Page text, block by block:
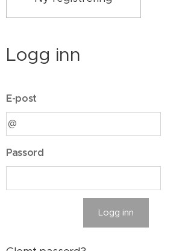
Logg inn
E-post
Passord
Logg inn